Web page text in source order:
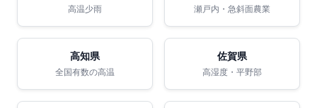
高温少雨 瀬戸内・急斜面農業
高知県
全国有数の高温
佐賀県
高湿度・平野部